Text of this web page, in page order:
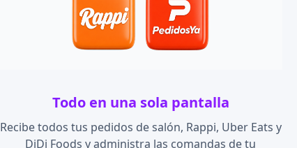
Todo en una sola pantalla
Recibe todos tus pedidos de salón, Rappi, Uber Eats y
DiDi Foods y administra las comandas de tu